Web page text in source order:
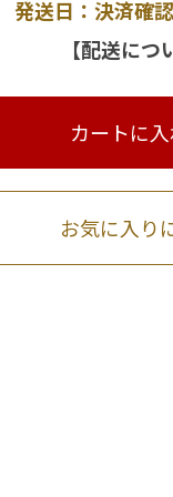
送日：決済確認
【配送につ
カートに入
お気に入り